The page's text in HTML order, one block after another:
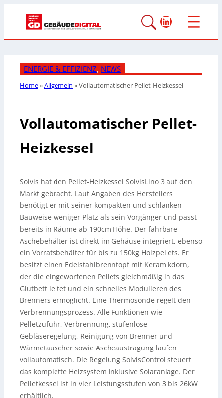
LinkedIn
ENERGIE & EFFIZIENZ, NEWS
Home»Allgemein »Vollautomatischer Pellet-Heizkessel
Vollautomatischer Pellet-
Heizkessel
Solvis hat den Pellet-Heizkessel SolvisLino 3 auf den
Markt gebracht. Laut Angaben des Herstellers
benötigt er mit seiner kompakten und schlanken
Bauweise weniger Platz als sein Vorgänger und passt
bereits in Räume ab 190cm Höhe. Der fahrbare
Aschebehälter ist direkt im Gehäuse integriert, ebenso
ein Vorratsbehälter für bis zu 150kg Holzpellets. Er
besitzt einen Edelstahlbrenntopf mit Keramikdorn,
der die eingeworfenen Pellets gleichmäßig in das
Glutbett leitet und ein schnelles Modulieren des
Brenners ermöglicht. Eine Thermosonde regelt den
Verbrennungsprozess. Alle Funktionen wie
Pelletzufuhr, Verbrennung, stufenlose
Gebläseregelung, Reinigung von Brenner und
Wärmetauscher sowie Ascheaustragung laufen
vollautomatisch. Die Regelung SolvisControl steuert
das komplette Heizsystem inklusive Solaranlage. Der
Pelletkessel ist in vier Leistungsstufen von 3 bis 26kW
erhältlich.